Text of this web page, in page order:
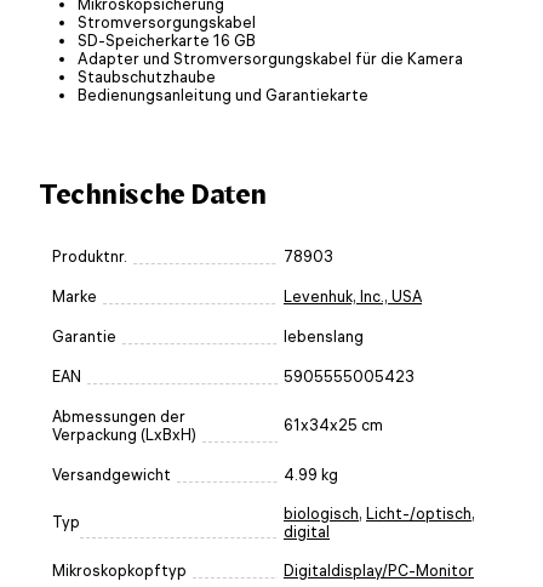
Stromversorgungskabel
SD-Speicherkarte 16 GB
Adapter und Stromversorgungskabel für die Kamera
Staubschutzhaube
Bedienungsanleitung und Garantiekarte
Technische Daten
Produktnr. 78903
Marke Levenhuk, Inc., USA
Garantie lebenslang
EAN 5905555005423
Abmessungen der
Verpackung (LxBxH)
61x34x25 cm
Versandgewicht 4.99 kg
Typ biologisch, Licht-/optisch,
digital
Mikroskopkopftyp Digitaldisplay/PC-Monitor